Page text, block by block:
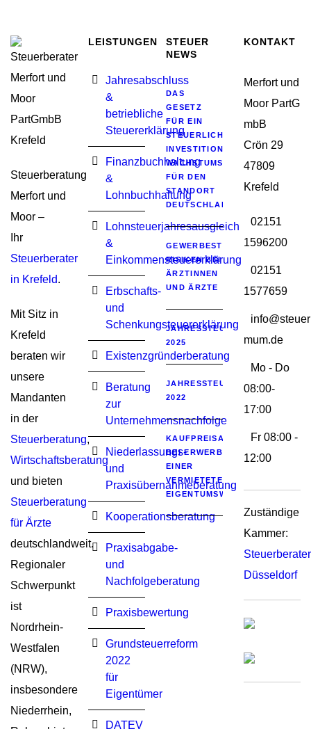
Steuerberatung
Merfort und
Moor –
Ihr
Steuerberater
in Krefeld.
Mit Sitz in
Krefeld
beraten wir
unsere
Mandanten
in der
Steuerberatung,
Wirtschaftsberatung
und bieten
Steuerberatung
für Ärzte
deutschlandweit.
Regionaler
Schwerpunkt
ist
Nordrhein-
Westfalen
(NRW),
insbesondere
Niederrhein,
LEISTUNGEN
Jahresabschluss
&
betriebliche
Steuererklärung
Finanzbuchhaltung
&
Lohnbuchhaltung
Lohnsteuerjahresausgleich
&
Einkommensteuererklärung
Erbschafts-
und
Schenkungsteuererklärung
Existenzgründerberatung
Beratung
zur
Unternehmensnachfolge
Niederlassungs-
und
Praxisübernahmeberatung
Kooperationsberatung
Praxisabgabe-
und
Nachfolgeberatung
Praxisbewertung
Grundsteuerreform
2022
für
Eigentümer
DATEV
STEUER
NEWS
DAS
GESETZ
FÜR EIN
STEUERLICHES
WACHSTUMSIMPULSE
FÜR DEN
STANDORT
DEUTSCHLAND
GEWERBESTEUERLICHE
RISIKEN BEI
ÄRZTINNEN
UND ÄRZTE
JAHRESSTEUERGESETZ
2025
JAHRESSTEUERGESETZ
2022
KAUFPREISAUFTEILUNG
BEI ERWERB
EINER
VERMIETETEN
EIGENTUMSWOHNUNG
KONTAKT
Merfort und
Moor PartG
mbB
Crön 29
47809
Krefeld
02151
1596200
02151
1577659
mum.de
Mo - Do
08:00-
17:00
Fr 08:00 -
12:00
Zuständige
Kammer:
Düsseldorf